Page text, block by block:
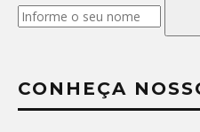
CONHEÇA